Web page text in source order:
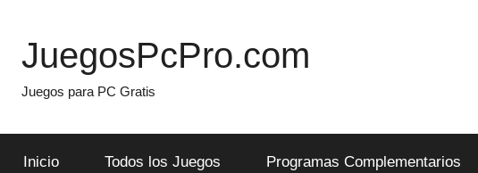
content
JuegosPcPro.com
Juegos para PC Gratis
Inicio Todos los Juegos Programas Complementarios